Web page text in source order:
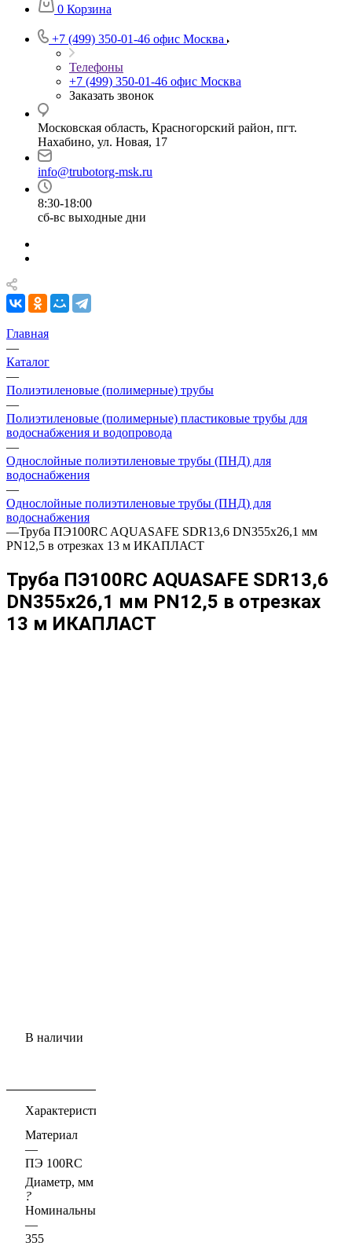
0 Корзина
+7 (499) 350-01-46 офис Москва
Телефоны
+7 (499) 350-01-46 офис Москва
Заказать звонок
Московская область, Красногорский район, пгт.
Нахабино, ул. Новая, 17
info@trubotorg-msk.ru
8:30-18:00
сб-вс выходные дни
Главная
—
Каталог
—
Полиэтиленовые (полимерные) трубы
—
Полиэтиленовые (полимерные) пластиковые трубы для
водоснабжения и водопровода
—
Однослойные полиэтиленовые трубы (ПНД) для
водоснабжения
—
Однослойные полиэтиленовые трубы (ПНД) для
водоснабжения
—Труба ПЭ100RC AQUASAFE SDR13,6 DN355х26,1 мм
PN12,5 в отрезках 13 м ИКАПЛАСТ
Труба ПЭ100RC AQUASAFE SDR13,6
DN355х26,1 мм PN12,5 в отрезках
13 м ИКАПЛАСТ
В наличии
Характеристики
Материал
—
ПЭ 100RC
Диаметр, мм
?
Номинальный наружный диаметр, D, Ду, d, Dn
—
355